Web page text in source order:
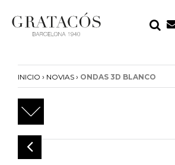
Tu bolsa está vacía
INICIO › NOVIAS › ONDAS 3D BLANCO